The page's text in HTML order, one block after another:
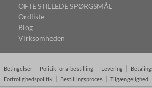
OFTE STILLEDE SPØRGSMÅL
Ordliste
Blog
Virksomheden
Betingelser Politik for afbestilling Levering
Fortrolighedspolitik
Bestillingsproces Tilgængelighed